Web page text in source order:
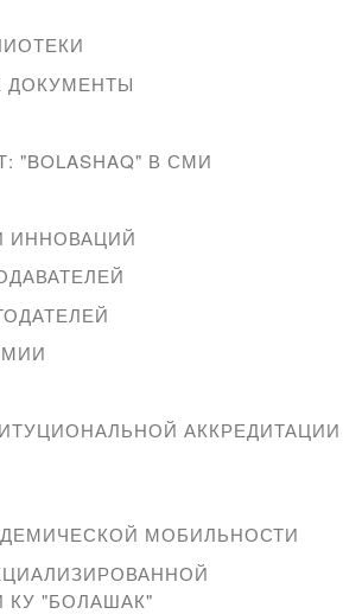
ДОКУМЕНТЫ
"BOLASHAQ" В СМИ
ИННОВАЦИЙ
АККРЕДИТАЦИИ
МОБИЛЬНОСТИ
КУ "БОЛАШАК"